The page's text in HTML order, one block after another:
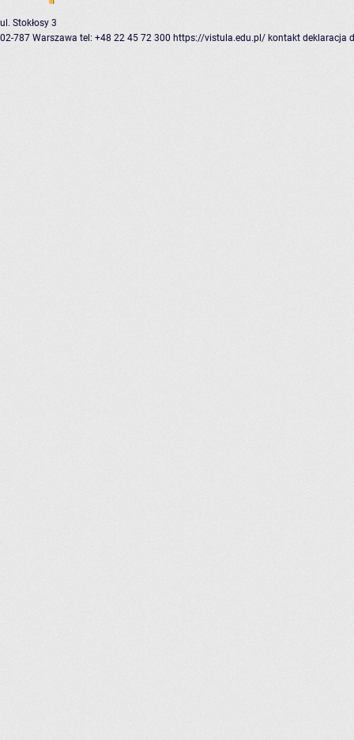
ul. Stokłosy 3
02-787 Warszawa tel: +48 22 45 72 300 https://vistula.edu.pl/ kontakt deklaracja